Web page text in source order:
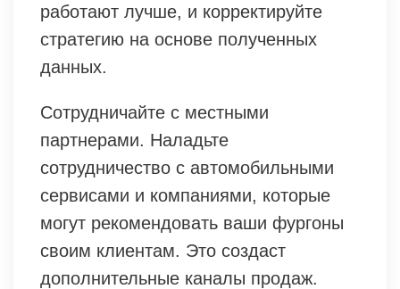
работают лучше, и корректируйте
стратегию на основе полученных
данных.
Сотрудничайте с местными
партнерами. Наладьте
сотрудничество с автомобильными
сервисами и компаниями, которые
могут рекомендовать ваши фургоны
своим клиентам. Это создаст
дополнительные каналы продаж.